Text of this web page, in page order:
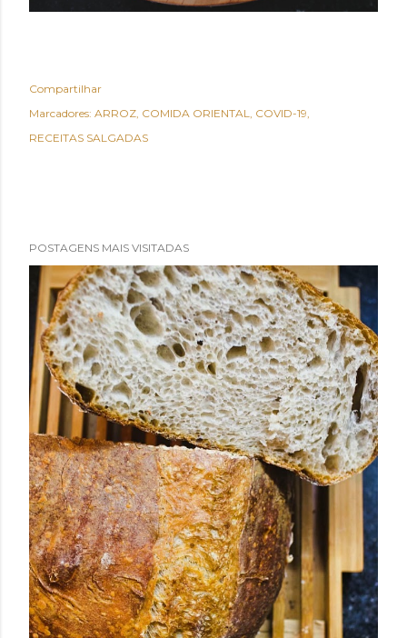
Compartilhar
Marcadores: ARROZ COMIDA ORIENTAL COVID-19
RECEITAS SALGADAS
POSTAGENS MAIS VISITADAS